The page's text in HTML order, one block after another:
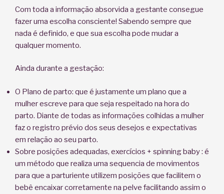
Com toda a informação absorvida a gestante consegue
fazer uma escolha consciente! Sabendo sempre que
nada é definido, e que sua escolha pode mudar a
qualquer momento.
Ainda durante a gestação:
O Plano de parto: que é justamente um plano que a
mulher escreve para que seja respeitado na hora do
parto. Diante de todas as informações colhidas a mulher
faz o registro prévio dos seus desejos e expectativas
em relação ao seu parto.
Sobre posições adequadas, exercícios + spinning baby : é
um método que realiza uma sequencia de movimentos
para que a parturiente utilizem posições que facilitem o
bebê encaixar corretamente na pelve facilitando assim o